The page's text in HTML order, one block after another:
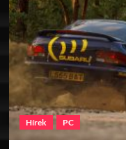
Hírek PC